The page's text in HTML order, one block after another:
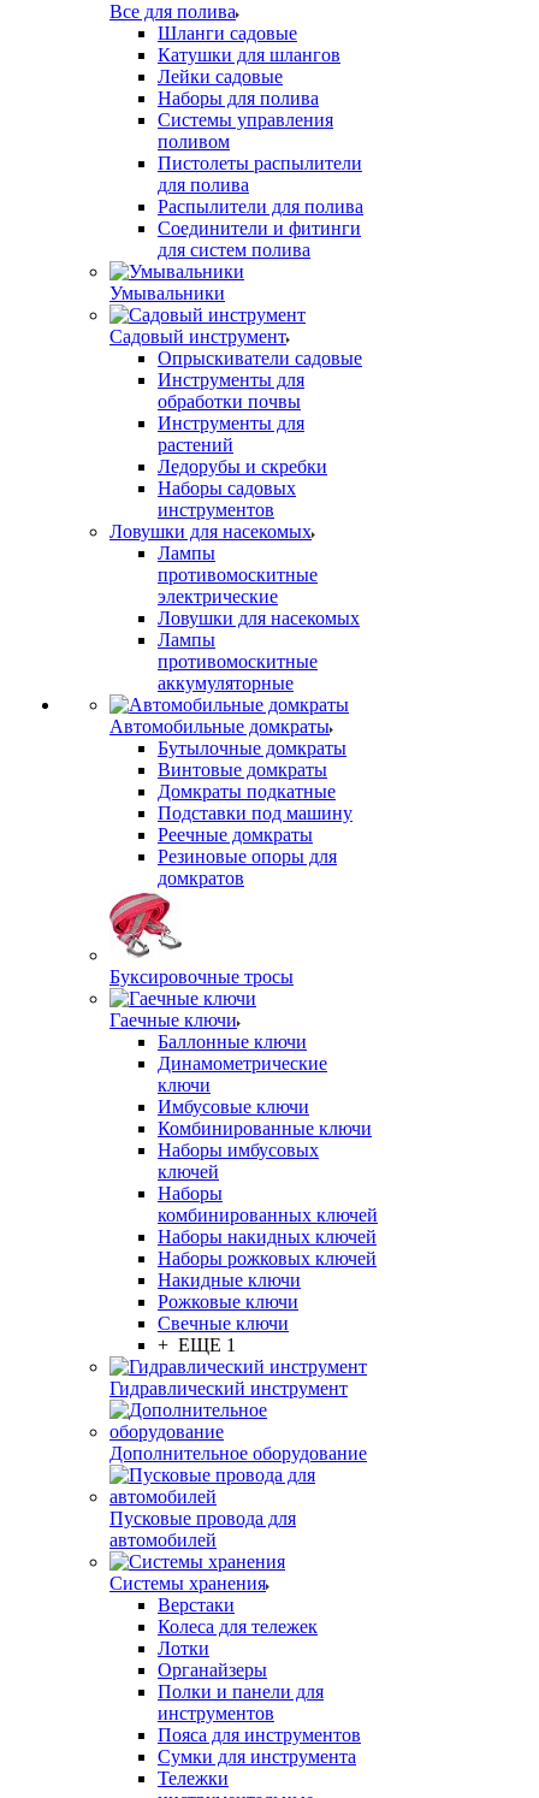
Все для полива
Шланги садовые
Катушки для шлангов
Лейки садовые
Наборы для полива
Системы управления
поливом
Пистолеты распылители
для полива
Распылители для полива
Соединители и фитинги
для систем полива
Умывальники
Садовый инструмент
Опрыскиватели садовые
Инструменты для
обработки почвы
Инструменты для
растений
Ледорубы и скребки
Наборы садовых
инструментов
Ловушки для насекомых
Лампы
противомоскитные
электрические
Ловушки для насекомых
Лампы
противомоскитные
аккумуляторные
Автомобильные домкраты
Бутылочные домкраты
Винтовые домкраты
Домкраты подкатные
Подставки под машину
Реечные домкраты
Резиновые опоры для
домкратов
Буксировочные тросы
Гаечные ключи
Баллонные ключи
Динамометрические
ключи
Имбусовые ключи
Комбинированные ключи
Наборы имбусовых
ключей
Наборы
комбинированных ключей
Наборы накидных ключей
Наборы рожковых ключей
Накидные ключи
Рожковые ключи
Свечные ключи
+ ЕЩЕ 1
Гидравлический инструмент
Дополнительное оборудование
Пусковые провода для
автомобилей
Системы хранения
Верстаки
Колеса для тележек
Лотки
Органайзеры
Полки и панели для
инструментов
Пояса для инструментов
Сумки для инструмента
Тележки